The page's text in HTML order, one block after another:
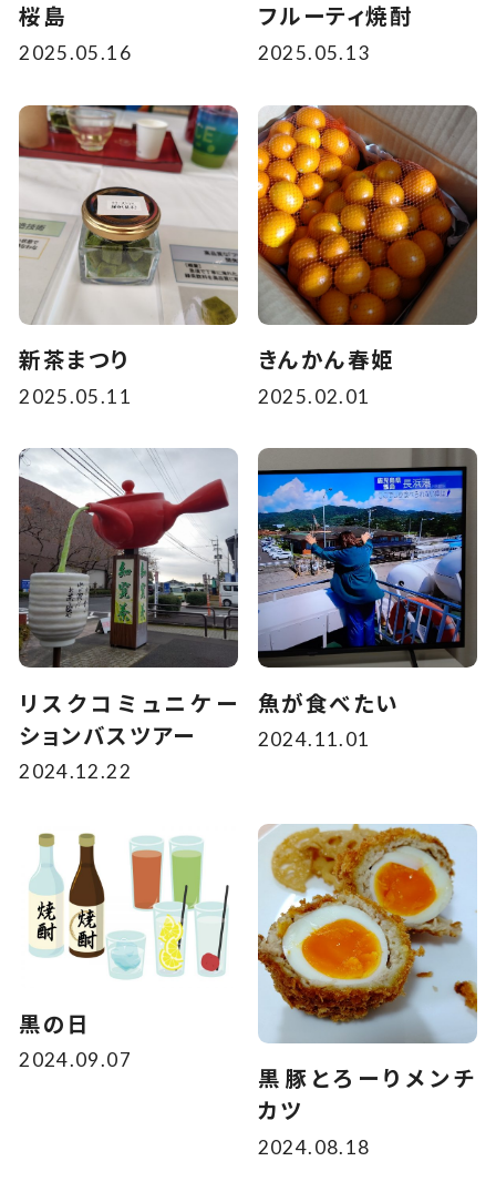
桜島
2025.05.16
フルーティ焼酎
2025.05.13
新茶まつり
2025.05.11
きんかん春姫
2025.02.01
リスクコミュニケー
ションバスツアー
2024.12.22
魚が食べたい
2024.11.01
黒の日
2024.09.07
黒豚とろーりメンチ
カツ
2024.08.18